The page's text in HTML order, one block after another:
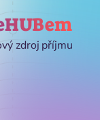
zdroj příjmu